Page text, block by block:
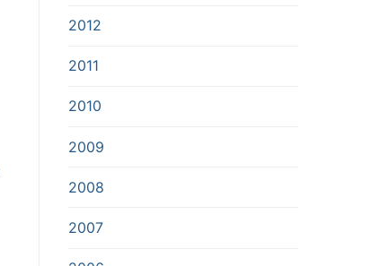
2012
2011
2010
2009
2008
2007